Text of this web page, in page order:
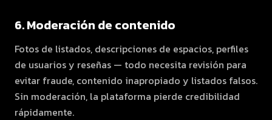
6. Moderación de contenido
Fotos de listados, descripciones de espacios, perfiles
de usuarios y reseñas — todo necesita revisión para
evitar fraude, contenido inapropiado y listados falsos.
Sin moderación, la plataforma pierde credibilidad
rápidamente.